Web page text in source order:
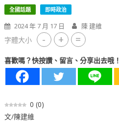
全國話題 即時政治
2024 年 7 月 17 日 陳 建維
字體大小 - + =
喜歡嗎？快按讚、留言、分享出去哦！
0 (0)
文/陳建維